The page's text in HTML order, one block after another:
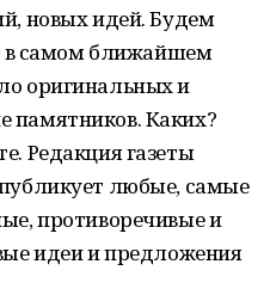
новых идей. Будем
в самом ближайшем
оригинальных и
Каких?
Редакция газеты
любые, самые
противоречивые и
идеи и предложения